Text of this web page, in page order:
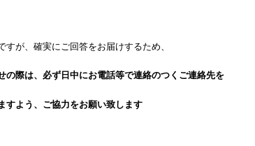
すが、確実にご回答をお届けするため、
の際は、必ず日中にお電話等で連絡のつくご連絡先を
すよう、ご協力をお願い致します